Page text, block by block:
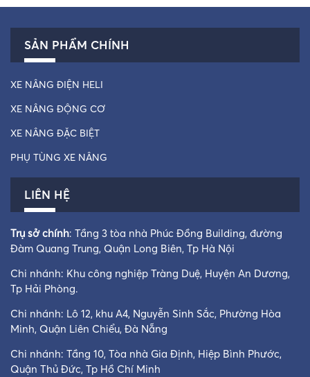
SẢN PHẨM CHÍNH
XE NÂNG ĐIỆN HELI
XE NÂNG ĐỘNG CƠ
XE NÂNG ĐẶC BIỆT
PHỤ TÙNG XE NÂNG
LIÊN HỆ
Trụ sở chính: Tầng 3 tòa nhà Phúc Đồng Building, đường
Đàm Quang Trung, Quận Long Biên, Tp Hà Nội
Chi nhánh: Khu công nghiệp Tràng Duệ, Huyện An Dương,
Tp Hải Phòng.
Chi nhánh: Lô 12, khu A4, Nguyễn Sinh Sắc, Phường Hòa
Minh, Quận Liên Chiểu, Đà Nẵng
Chi nhánh: Tầng 10, Tòa nhà Gia Định, Hiệp Bình Phước,
Quận Thủ Đức, Tp Hồ Chí Minh